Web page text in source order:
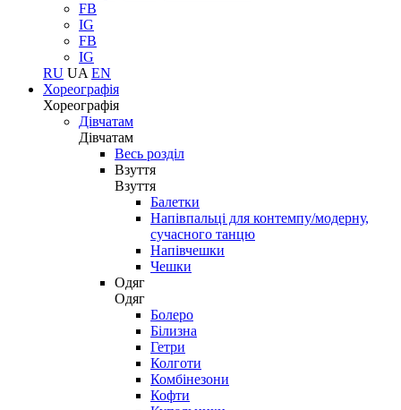
FB
IG
FB
IG
RU UA EN
Хореографія
Хореографія
Дівчатам
Дівчатам
Весь розділ
Взуття
Взуття
Балетки
Напівпальці для контемпу/модерну,
сучасного танцю
Напівчешки
Чешки
Одяг
Одяг
Болеро
Білизна
Гетри
Колготи
Комбінезони
Кофти